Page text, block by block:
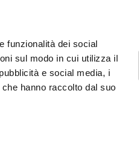
funzionalità dei social
sul modo in cui utilizza il
e social media, i
hanno raccolto dal suo
LIGHTHOUSE FARMS
un